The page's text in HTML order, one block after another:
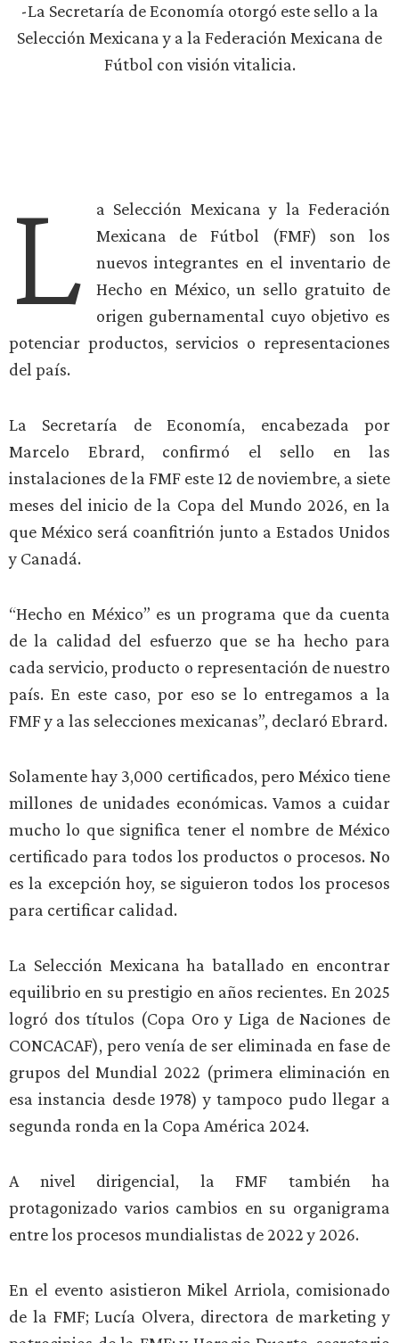
-La Secretaría de Economía otorgó este sello a la
Selección Mexicana y a la Federación Mexicana de
Fútbol con visión vitalicia.
L
a Selección Mexicana y la Federación
Mexicana de Fútbol (FMF) son los
nuevos integrantes en el inventario de
Hecho en México, un sello gratuito de
origen gubernamental cuyo objetivo es
potenciar productos, servicios o representaciones
del país.
La Secretaría de Economía, encabezada por
Marcelo Ebrard, confirmó el sello en las
instalaciones de la FMF este 12 de noviembre, a siete
meses del inicio de la Copa del Mundo 2026, en la
que México será coanfitrión junto a Estados Unidos
y Canadá.
“Hecho en México” es un programa que da cuenta
de la calidad del esfuerzo que se ha hecho para
cada servicio, producto o representación de nuestro
país. En este caso, por eso se lo entregamos a la
FMF y a las selecciones mexicanas”, declaró Ebrard.
Solamente hay 3,000 certificados, pero México tiene
millones de unidades económicas. Vamos a cuidar
mucho lo que significa tener el nombre de México
certificado para todos los productos o procesos. No
es la excepción hoy, se siguieron todos los procesos
para certificar calidad.
La Selección Mexicana ha batallado en encontrar
equilibrio en su prestigio en años recientes. En 2025
logró dos títulos (Copa Oro y Liga de Naciones de
CONCACAF), pero venía de ser eliminada en fase de
grupos del Mundial 2022 (primera eliminación en
esa instancia desde 1978) y tampoco pudo llegar a
segunda ronda en la Copa América 2024.
A nivel dirigencial, la FMF también ha
protagonizado varios cambios en su organigrama
entre los procesos mundialistas de 2022 y 2026.
En el evento asistieron Mikel Arriola, comisionado
de la FMF; Lucía Olvera, directora de marketing y